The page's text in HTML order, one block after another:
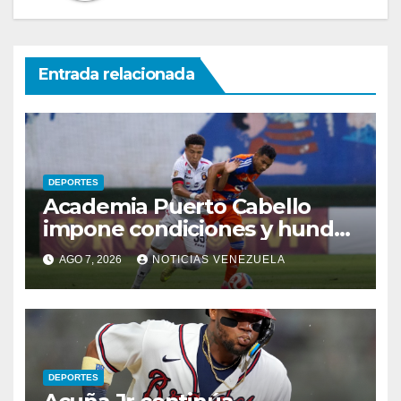
Entrada relacionada
DEPORTES
Academia Puerto Cabello
impone condiciones y hunde
al Caracas FC
AGO 7, 2026 NOTICIAS VENEZUELA
DEPORTES